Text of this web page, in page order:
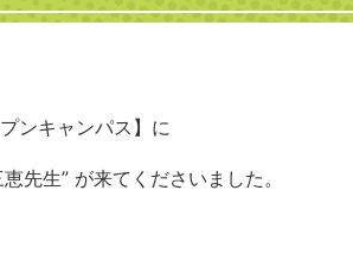
ンキャンパス】に
先生” が来てくださいました。